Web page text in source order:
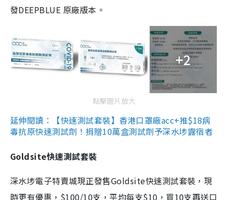
發DEEPBLUE 原廠版本。
+2
點擊圖片放大
延伸閱讀：【快速測試套裝】香港口罩廠acc+推$18病
毒抗原快速測試劑！捐贈10萬盒測試劑予深水埗露宿者
Goldsite快速測試套裝
深水埗電子特賣城現正發售Goldsite快速測試套裝，現
時更有優惠，$100/10支，平均每支$10，買10支再送口